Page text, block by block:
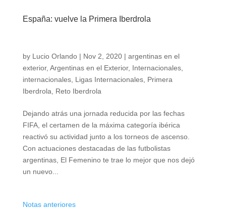
España: vuelve la Primera Iberdrola
by Lucio Orlando| Nov 2, 2020| argentinas en el
exterior, Argentinas en el Exterior, Internacionales,
internacionales, Ligas Internacionales, Primera
Iberdrola
Reto Iberdrola
Dejando atrás una jornada reducida por las fechas
FIFA, el certamen de la máxima categoría ibérica
reactivó su actividad junto a los torneos de ascenso.
Con actuaciones destacadas de las futbolistas
argentinas, El Femenino te trae lo mejor que nos dejó
un nuevo...
Notas anteriores